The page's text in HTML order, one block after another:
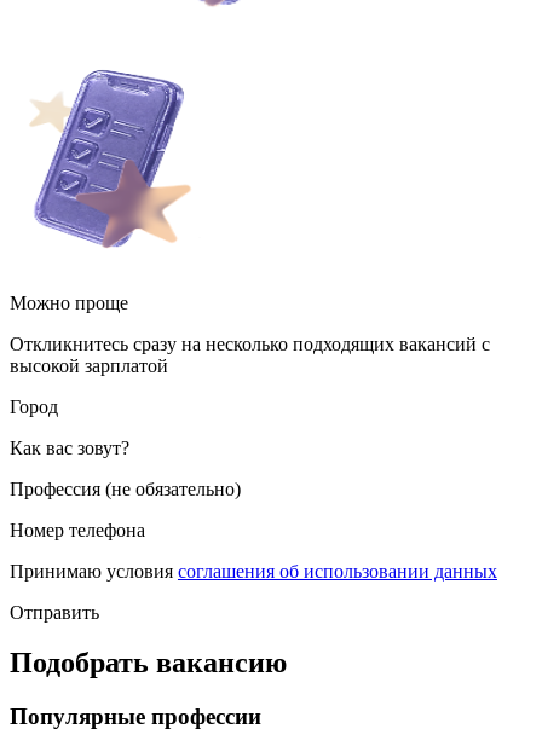
Можно проще
Откликнитесь сразу на несколько подходящих вакансий с
высокой зарплатой
Город
Как вас зовут?
Профессия (не обязательно)
Номер телефона
Принимаю условия соглашения об использовании данных
Отправить
Подобрать вакансию
Популярные профессии